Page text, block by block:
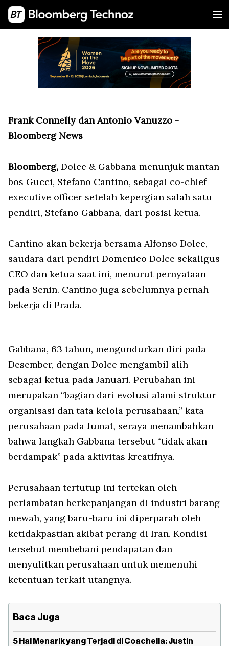
Frank Connelly dan Antonio Vanuzzo -
Bloomberg News
Bloomberg, Dolce & Gabbana menunjuk mantan
bos Gucci, Stefano Cantino, sebagai co-chief
executive officer setelah kepergian salah satu
pendiri, Stefano Gabbana, dari posisi ketua.
Cantino akan bekerja bersama Alfonso Dolce,
saudara dari pendiri Domenico Dolce sekaligus
CEO dan ketua saat ini, menurut pernyataan
pada Senin. Cantino juga sebelumnya pernah
bekerja di Prada.
Gabbana, 63 tahun, mengundurkan diri pada
Desember, dengan Dolce mengambil alih
sebagai ketua pada Januari. Perubahan ini
merupakan “bagian dari evolusi alami struktur
organisasi dan tata kelola perusahaan,” kata
perusahaan pada Jumat, seraya menambahkan
bahwa langkah Gabbana tersebut “tidak akan
berdampak” pada aktivitas kreatifnya.
Perusahaan tertutup ini tertekan oleh
perlambatan berkepanjangan di industri barang
mewah, yang baru-baru ini diperparah oleh
ketidakpastian akibat perang di Iran. Kondisi
tersebut membebani pendapatan dan
menyulitkan perusahaan untuk memenuhi
ketentuan terkait utangnya.
Baca Juga
5 Hal Menarik yang Terjadi di Coachella: Justin